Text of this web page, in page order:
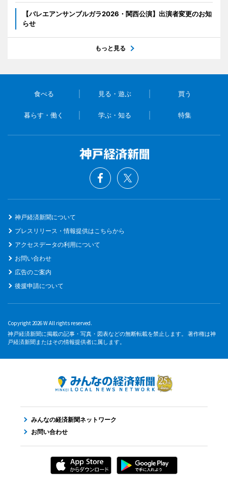
【バレエアンサンブルガラ2026・関西公演】出演者変更のお知
らせ
もっと見る
食べる 見る・遊ぶ 買う
暮らす・働く 学ぶ・知る 特集
神戸経済新聞について
プレスリリース・情報提供はこちらから
アクセスデータの利用について
お問い合わせ
広告のご案内
後援申請について
Copyright 2026 W All rights reserved.
神戸経済新聞に掲載の記事・写真・図表などの無断転載を禁止します。 著作権は神
戸経済新聞またはその情報提供者に属します。
みんなの経済新聞ネットワーク
お問い合わせ